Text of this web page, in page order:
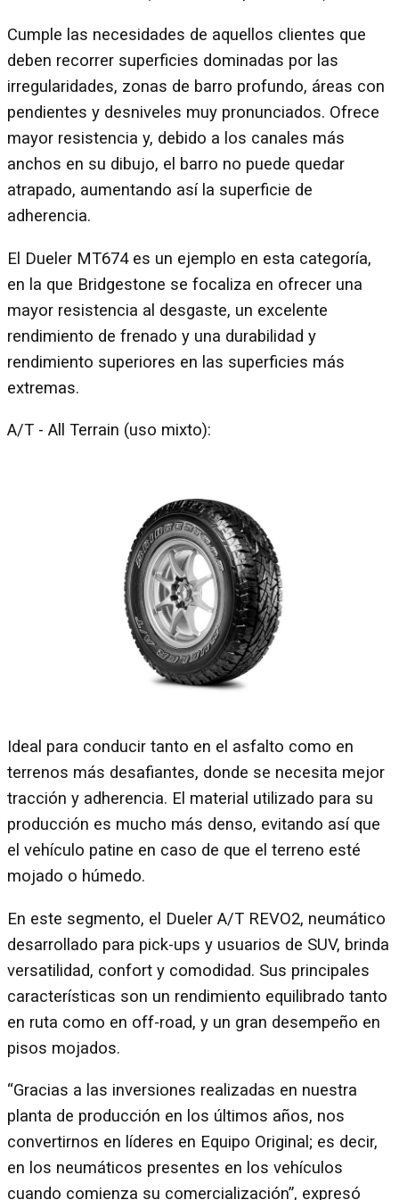
Cumple las necesidades de aquellos clientes que
deben recorrer superficies dominadas por las
irregularidades, zonas de barro profundo, áreas con
pendientes y desniveles muy pronunciados. Ofrece
mayor resistencia y, debido a los canales más
anchos en su dibujo, el barro no puede quedar
atrapado, aumentando así la superficie de
adherencia.
El Dueler MT674 es un ejemplo en esta categoría,
en la que Bridgestone se focaliza en ofrecer una
mayor resistencia al desgaste, un excelente
rendimiento de frenado y una durabilidad y
rendimiento superiores en las superficies más
extremas.
A/T - All Terrain (uso mixto):
Ideal para conducir tanto en el asfalto como en
terrenos más desafiantes, donde se necesita mejor
tracción y adherencia. El material utilizado para su
producción es mucho más denso, evitando así que
el vehículo patine en caso de que el terreno esté
mojado o húmedo.
En este segmento, el Dueler A/T REVO2, neumático
desarrollado para pick-ups y usuarios de SUV, brinda
versatilidad, confort y comodidad. Sus principales
características son un rendimiento equilibrado tanto
en ruta como en off-road, y un gran desempeño en
pisos mojados.
“Gracias a las inversiones realizadas en nuestra
planta de producción en los últimos años, nos
convertirnos en líderes en Equipo Original; es decir,
en los neumáticos presentes en los vehículos
cuando comienza su comercialización”, expresó